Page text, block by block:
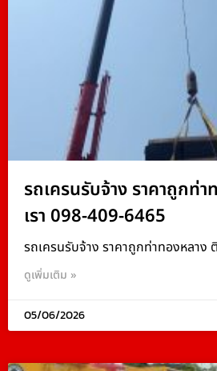
รถเครนรับจ้าง ราคาถูกท่
เรา 098-409-6465
รถเครนรับจ้าง ราคาถูกท่าทองหลาง
ดูเพิ่มเติม »
05/06/2026